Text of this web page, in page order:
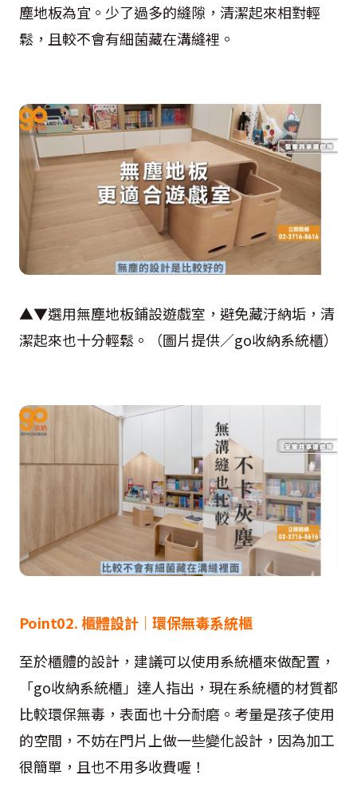
塵地板為宜。少了過多的縫隙，清潔起來相對輕
鬆，且較不會有細菌藏在溝縫裡。
▲▼選用無塵地板鋪設遊戲室，避免藏汙納垢，清
潔起來也十分輕鬆。（圖片提供／go收納系統櫃）
Point02. 櫃體設計│環保無毒系統櫃
至於櫃體的設計，建議可以使用系統櫃來做配置，
「go收納系統櫃」達人指出，現在系統櫃的材質都
比較環保無毒，表面也十分耐磨。考量是孩子使用
的空間，不妨在門片上做一些變化設計，因為加工
很簡單，且也不用多收費喔！